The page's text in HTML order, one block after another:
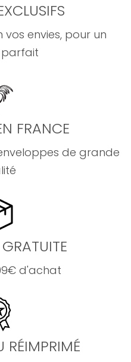
envies, pour un
FRANCE
de grande
d'achat
RÉIMPRIMÉ